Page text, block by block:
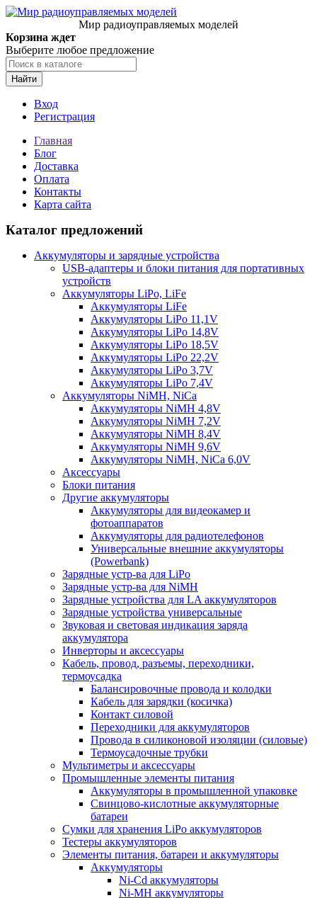
Мир радиоуправляемых моделей
Корзина ждет
Выберите любое предложение
Найти
Вход
Регистрация
Главная
Блог
Доставка
Оплата
Контакты
Карта сайта
Каталог предложений
Аккумуляторы и зарядные устройства
USB-адаптеры и блоки питания для портативных
устройств
Аккумуляторы LiPo, LiFe
Аккумуляторы LiFe
Аккумуляторы LiPo 11,1V
Аккумуляторы LiPo 14,8V
Аккумуляторы LiPo 18,5V
Аккумуляторы LiPo 22,2V
Аккумуляторы LiPo 3,7V
Аккумуляторы LiPo 7,4V
Аккумуляторы NiMH, NiCa
Аккумуляторы NiMH 4,8V
Аккумуляторы NiMH 7,2V
Аккумуляторы NiMH 8,4V
Аккумуляторы NiMH 9,6V
Аккумуляторы NiMH, NiCa 6,0V
Аксессуары
Блоки питания
Другие аккумуляторы
Аккумуляторы для видеокамер и
фотоаппаратов
Аккумуляторы для радиотелефонов
Универсальные внешние аккумуляторы
(Powerbank)
Зарядные устр-ва для LiPo
Зарядные устр-ва для NiMH
Зарядные устройства для LA аккумуляторов
Зарядные устройства универсальные
Звуковая и световая индикация заряда
аккумулятора
Инверторы и аксессуары
Кабель, провод, разъемы, переходники,
термоусадка
Балансировочные провода и колодки
Кабель для зарядки (косичка)
Контакт силовой
Переходники для аккумуляторов
Провода в силиконовой изоляции (силовые)
Термоусадочные трубки
Мультиметры и аксессуары
Промышленные элементы питания
Аккумуляторы в промышленной упаковке
Свинцово-кислотные аккумуляторные
батареи
Сумки для хранения LiPo аккумуляторов
Тестеры аккумуляторов
Элементы питания, батареи и аккумуляторы
Аккумуляторы
Ni-Cd аккумуляторы
Ni-MH аккумуляторы